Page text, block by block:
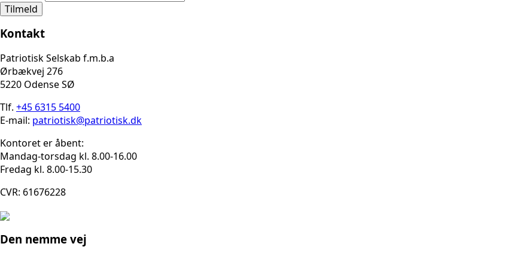
Tilmeld
Kontakt
Patriotisk Selskab f.m.b.a
Ørbækvej 276
5220 Odense SØ
Tlf. +45 6315 5400
E-mail: patriotisk@patriotisk.dk
Kontoret er åbent:
Mandag-torsdag kl. 8.00-16.00
Fredag kl. 8.00-15.30
CVR: 61676228
Den nemme vej